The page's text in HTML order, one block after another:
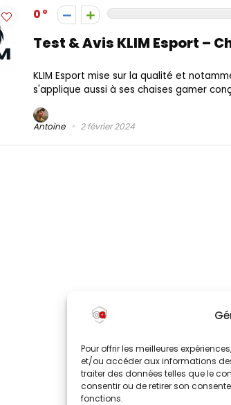
Pour offrir les meilleures
et/ou accéder aux informations
traiter des données telles que le
consentir ou de retirer son
fonctions.
0
Test & Avis KLIM Esport –
KLIM Esport mise sur la qualité et
s'applique aussi à ses chaises gamer
Antoine 2 février 2024